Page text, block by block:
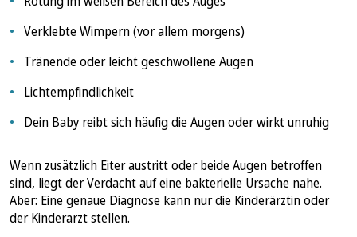
Verklebte Wimpern (vor allem morgens)
Tränende oder leicht geschwollene Augen
Lichtempfindlichkeit
Dein Baby reibt sich häufig die Augen oder wirkt unruhig
Wenn zusätzlich Eiter austritt oder beide Augen betroffen
sind, liegt der Verdacht auf eine bakterielle Ursache nahe.
Aber: Eine genaue Diagnose kann nur die Kinderärztin oder
der Kinderarzt stellen.